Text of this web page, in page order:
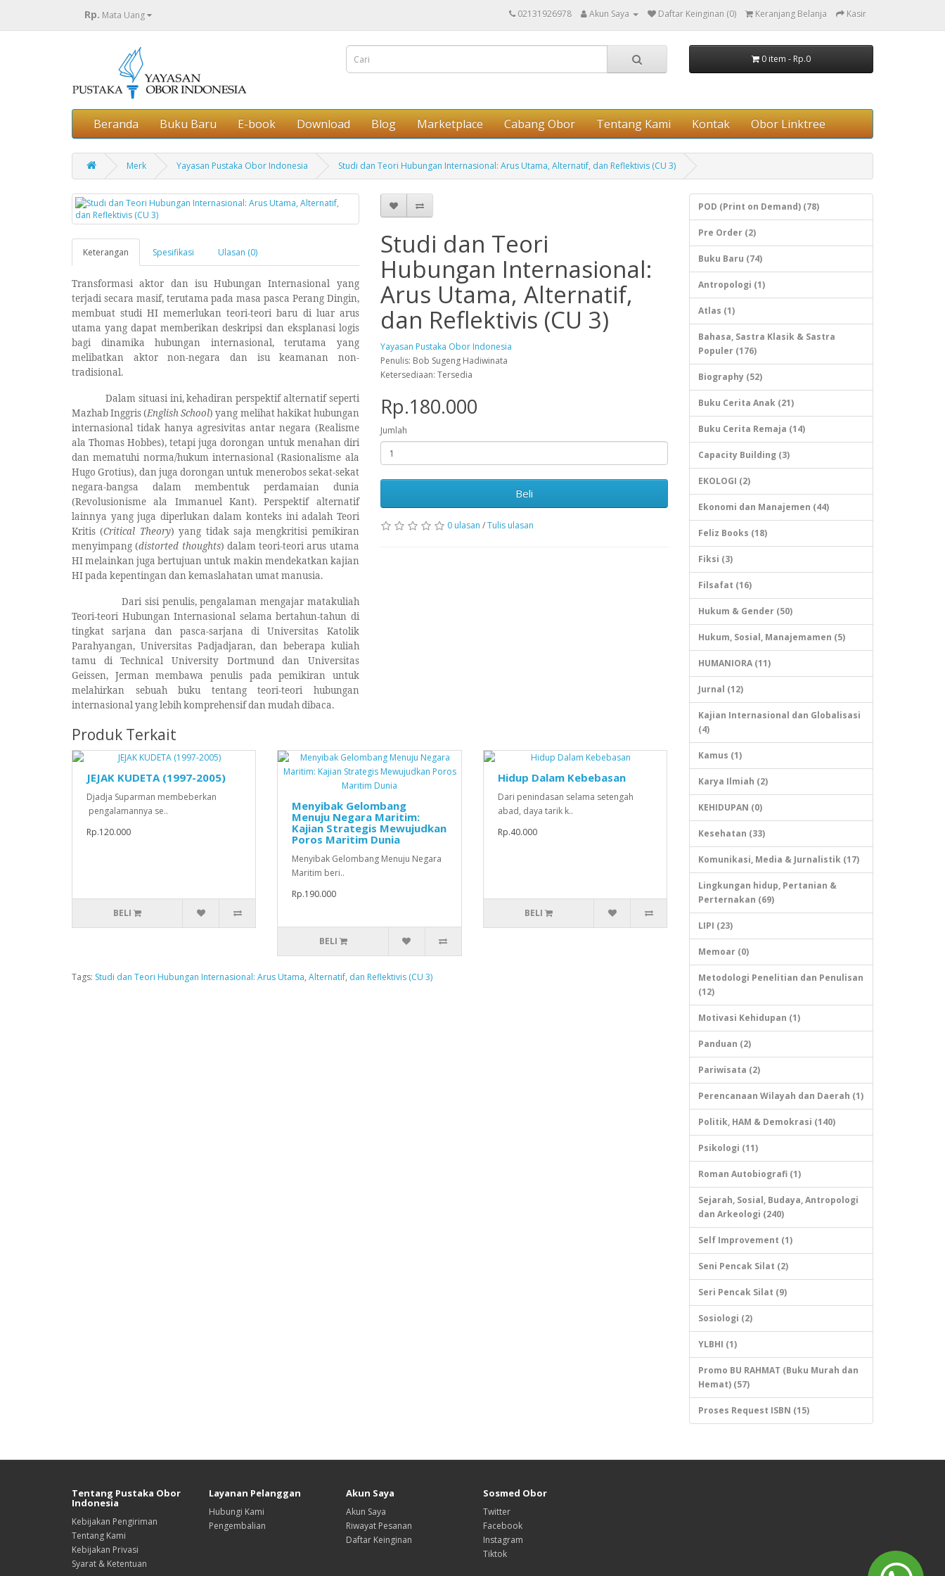
Rp. Mata Uang 02131926978 Akun Saya Daftar Keinginan (0) Keranjang Belanja Kasir
0 item - Rp.0
Beranda Buku Baru E-book Download Blog Marketplace Cabang Obor Tentang Kami Kontak Obor Linktree
Merk Yayasan Pustaka Obor Indonesia Studi dan Teori Hubungan Internasional: Arus Utama, Alternatif, dan Reflektivis (CU 3)
Keterangan Spesifikasi Ulasan (0)
Transformasi aktor dan isu Hubungan Internasional yang
terjadi secara masif, terutama pada masa pasca Perang Dingin,
membuat studi HI memerlukan teori-teori baru di luar arus
utama yang dapat memberikan deskripsi dan eksplanasi logis
bagi dinamika hubungan internasional, terutama yang
melibatkan aktor non-negara dan isu keamanan non-
tradisional.
Dalam situasi ini, kehadiran perspektif alternatif seperti
Mazhab Inggris (English School) yang melihat hakikat hubungan
internasional tidak hanya agresivitas antar negara (Realisme
ala Thomas Hobbes), tetapi juga dorongan untuk menahan diri
dan mematuhi norma/hukum internasional (Rasionalisme ala
Hugo Grotius), dan juga dorongan untuk menerobos sekat-sekat
negara-bangsa dalam membentuk perdamaian dunia
(Revolusionisme ala Immanuel Kant). Perspektif alternatif
lainnya yang juga diperlukan dalam konteks ini adalah Teori
Kritis (Critical Theory) yang tidak saja mengkritisi pemikiran
menyimpang (distorted thoughts) dalam teori-teori arus utama
HI melainkan juga bertujuan untuk makin mendekatkan kajian
HI pada kepentingan dan kemaslahatan umat manusia.
Dari sisi penulis, pengalaman mengajar matakuliah
Teori-teori Hubungan Internasional selama bertahun-tahun di
tingkat sarjana dan pasca-sarjana di Universitas Katolik
Parahyangan, Universitas Padjadjaran, dan beberapa kuliah
tamu di Technical University Dortmund dan Universitas
Geissen, Jerman membawa penulis pada pemikiran untuk
melahirkan sebuah buku tentang teori-teori hubungan
internasional yang lebih komprehensif dan mudah dibaca.
Studi dan Teori
Hubungan Internasional:
Arus Utama, Alternatif,
dan Reflektivis (CU 3)
Yayasan Pustaka Obor Indonesia
Penulis: Bob Sugeng Hadiwinata
Ketersediaan: Tersedia
Rp.180.000
Jumlah
Beli
0 ulasan /Tulis ulasan
Produk Terkait
JEJAK KUDETA (1997-2005)
Djadja Suparman membeberkan
pengalamannya se..
Rp.120.000
BELI
Menyibak Gelombang
Menuju Negara Maritim:
Kajian Strategis Mewujudkan
Poros Maritim Dunia
Menyibak Gelombang Menuju Negara
Maritim beri..
Rp.190.000
BELI
Hidup Dalam Kebebasan
Dari penindasan selama setengah
abad, daya tarik k..
Rp.40.000
BELI
Tags: Studi dan Teori Hubungan Internasional: Arus Utama, Alternatif, dan Reflektivis (CU 3)
POD (Print on Demand) (78)
Pre Order (2)
Buku Baru (74)
Antropologi (1)
Atlas (1)
Bahasa, Sastra Klasik & Sastra
Populer (176)
Biography (52)
Buku Cerita Anak (21)
Buku Cerita Remaja (14)
Capacity Building (3)
EKOLOGI (2)
Ekonomi dan Manajemen (44)
Feliz Books (18)
Fiksi (3)
Filsafat (16)
Hukum & Gender (50)
Hukum, Sosial, Manajemamen (5)
HUMANIORA (11)
Jurnal (12)
Kajian Internasional dan Globalisasi
(4)
Kamus (1)
Karya Ilmiah (2)
KEHIDUPAN (0)
Kesehatan (33)
Komunikasi, Media & Jurnalistik (17)
Lingkungan hidup, Pertanian &
Perternakan (69)
LIPI (23)
Memoar (0)
Metodologi Penelitian dan Penulisan
(12)
Motivasi Kehidupan (1)
Panduan (2)
Pariwisata (2)
Perencanaan Wilayah dan Daerah (1)
Politik, HAM & Demokrasi (140)
Psikologi (11)
Roman Autobiografi (1)
Sejarah, Sosial, Budaya, Antropologi
dan Arkeologi (240)
Self Improvement (1)
Seni Pencak Silat (2)
Seri Pencak Silat (9)
Sosiologi (2)
YLBHI (1)
Promo BU RAHMAT (Buku Murah dan
Hemat) (57)
Proses Request ISBN (15)
Tentang Pustaka Obor
Indonesia
Kebijakan Pengiriman
Tentang Kami
Kebijakan Privasi
Syarat & Ketentuan
Layanan Pelanggan
Hubungi Kami
Pengembalian
Akun Saya
Akun Saya
Riwayat Pesanan
Daftar Keinginan
Sosmed Obor
Twitter
Facebook
Instagram
Tiktok